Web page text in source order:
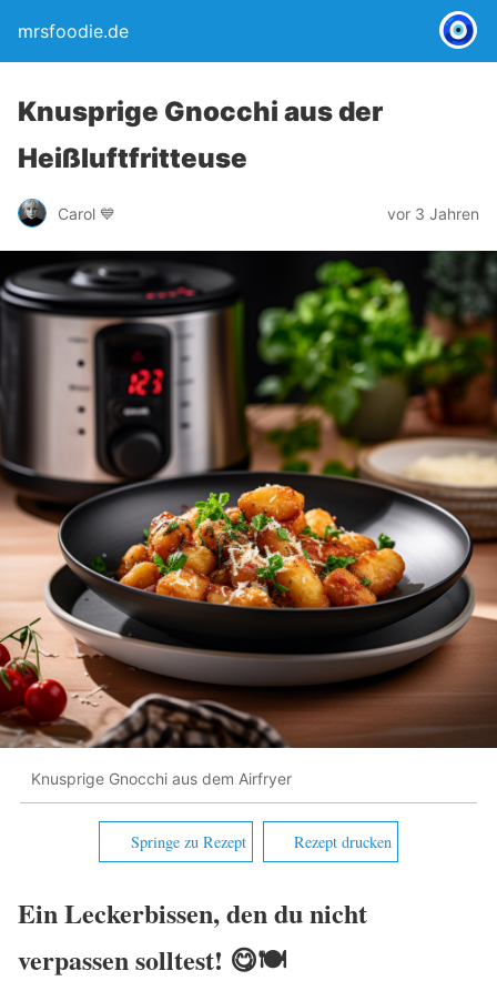
mrsfoodie.de
Knusprige Gnocchi aus der
Heißluftfritteuse
Carol 💙 vor 3 Jahren
Knusprige Gnocchi aus dem Airfryer
Springe zu Rezept Rezept drucken
Ein Leckerbissen, den du nicht
verpassen solltest! 😋🍽️